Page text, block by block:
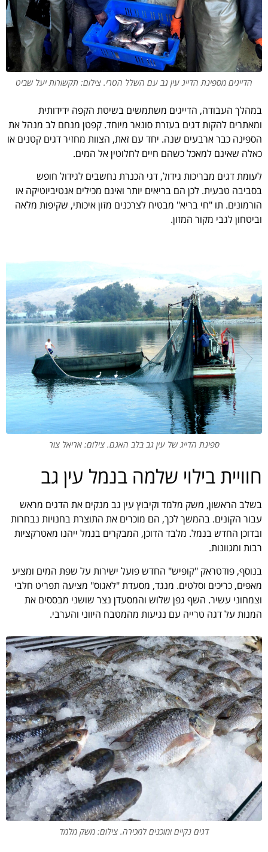
הדייגים מספינת הדייג עין גב עם השלל הטרי. צילום: תקשורות יעל שביט
במהלך העבודה, הדייגים משתמשים בשיטת הקפה ידידותית
ומאתרים להקות דגים בעזרת סונאר מיוחד. קפטן מנחם לב מנהל את
הספינה כבר ארבעים שנה. יחד עם זאת, הצוות מחזיר דגים קטנים או
כאלה שאינם למאכל כשהם חיים לחלוטין אל המים.
לעומת דגים מבריכות גידול, דגי הכנרת נחשבים לגידול חופש
בסביבה טבעית. לכן הם בריאים יותר ואינם מכילים אנטיביוטיקה או
הורמונים. תו "חי בריא" מבטיח לצרכנים מזון איכותי, שקיפות מלאה
וביטחון לגבי מקור המזון.
ספינת הדייג של עין גב בלב האגם. צילום: אריאל צור
חוויית בילוי שלמה בנמל עין גב
בשלב הראשון, משק מלמד וקיבוץ עין גב מנקים את הדגים מראש
עבור הקונים. בהמשך לכך, הם מוכרים את התוצרת בחנויות נבחרות
ובדוכן החדש בנמל. מלבד הדוכן, המבקרים בנמל ייהנו מאטרקציות
רבות ומגוונות.
בנוסף, פודטראק "קופיש" החדש פועל ישירות על שפת המים ומציע
מאפים, כריכים וסלטים. מנגד, מסעדת "לאגוס" מציעה תפריט חלבי
וצמחוני עשיר. השף גפן שלוש והמסעדן נצר שושני מבססים את
המנות על דגה טרייה עם נגיעות מהמטבח היווני והערבי.
דגים נקיים ומוכנים למכירה. צילום: משק מלמד